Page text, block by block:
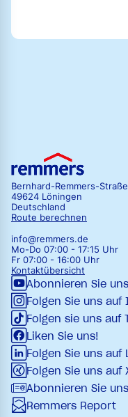
Bernhard-Remmers-
49624 Löningen
Deutschland
Route berechnen
info@remmers.de
Mo-Do 07:00 - 17:15 Uhr
Fr 07:00 - 16:00 Uhr
Kontaktübersicht
Abonnieren Sie
Folgen Sie uns auf
Folgen sie uns auf
Liken Sie uns!
Folgen Sie uns auf
Folgen Sie uns auf
Abonnieren Sie
Remmers Report